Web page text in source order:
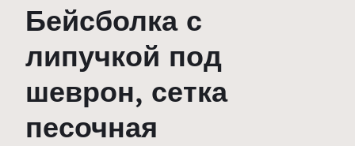
Бейсболка с
липучкой под
шеврон, сетка
песочная